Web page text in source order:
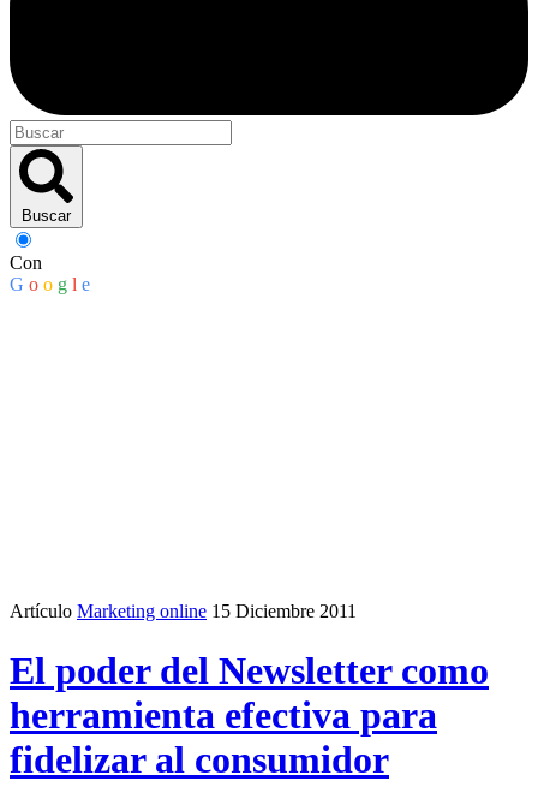
Buscar
Con
G o o g l e
Artículo Marketing online 15 Diciembre 2011
El poder del Newsletter como
herramienta efectiva para
fidelizar al consumidor